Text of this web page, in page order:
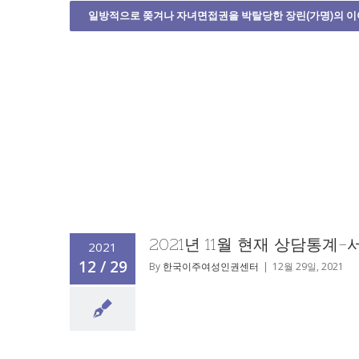
일방적으로 쫒겨나 자녀면접권을 박탈당한 장린(가명)의
2021
12 / 29
2021년 11월 현재 상담통계-
By 한국이주여성인권센터 | 12월 29일, 2021